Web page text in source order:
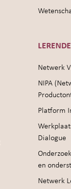
Netwerk
NIPA
Platform
Dialogue
en
Netwerk